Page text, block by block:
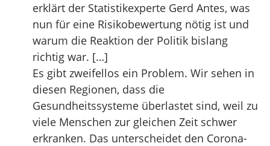
erklärt der Statistikexperte Gerd Antes, was
nun für eine Risikobewertung nötig ist und
warum die Reaktion der Politik bislang
richtig war. […]
Es gibt zweifellos ein Problem. Wir sehen in
diesen Regionen, dass die
Gesundheitssysteme überlastet sind, weil zu
viele Menschen zur gleichen Zeit schwer
erkranken. Das unterscheidet den Corona-